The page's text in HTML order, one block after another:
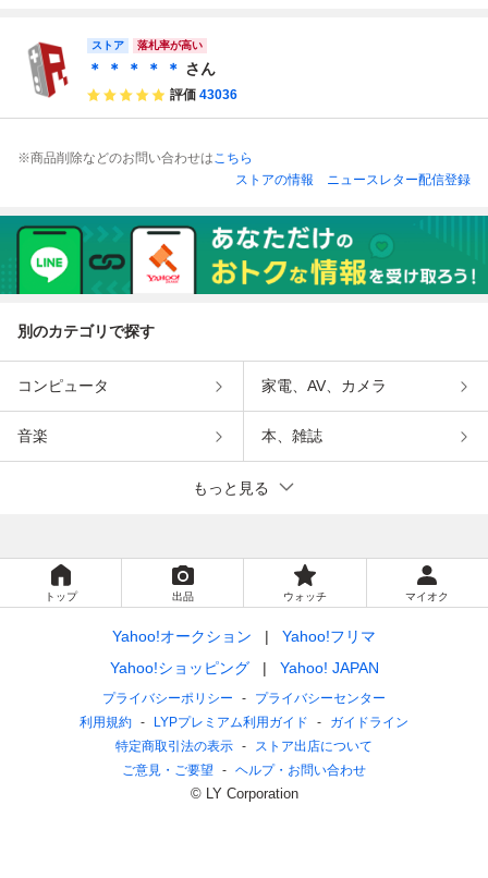
ストア 落札率が高い
＊ ＊ ＊ ＊ ＊ さん
評価 43036
※商品削除などのお問い合わせはこちら
ストアの情報
ニュースレター配信登録
別のカテゴリで探す
コンピュータ 家電、AV、カメラ
音楽 本、雑誌
もっと見る
トップ 出品 ウォッチ マイオク
Yahoo!オークション
Yahoo!フリマ
Yahoo!ショッピング
Yahoo! JAPAN
プライバシーポリシー
プライバシーセンター
利用規約
LYPプレミアム利用ガイド
ガイドライン
特定商取引法の表示
ストア出店について
ご意見・ご要望
ヘルプ・お問い合わせ
© LY Corporation